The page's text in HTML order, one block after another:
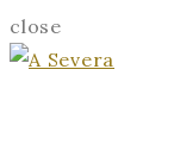
close